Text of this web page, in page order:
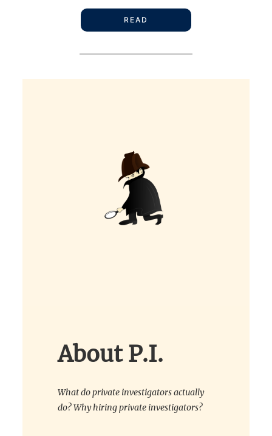
READ
About P.I.
What do private investigators actually
do?Why hiring private investigators?